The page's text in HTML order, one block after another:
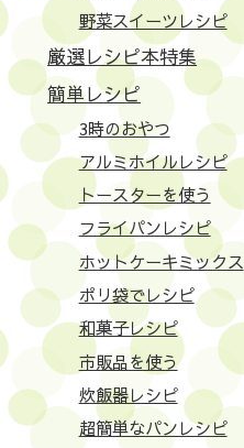
野菜スイーツレシピ
厳選レシピ本特集
簡単レシピ
3時のおやつ
アルミホイルレシピ
トースターを使う
フライパンレシピ
ホットケーキミックス
ポリ袋でレシピ
和菓子レシピ
市販品を使う
炊飯器レシピ
超簡単なパンレシピ